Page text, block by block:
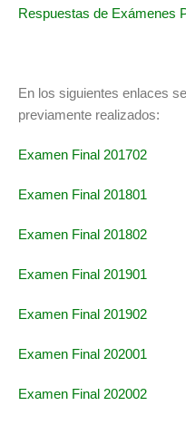
Respuestas de Exámenes
En los siguientes enlaces
previamente realizados:
Examen Final 201702
Examen Final 201801
Examen Final 201802
Examen Final 201901
Examen Final 201902
Examen Final 202001
Examen Final 202002